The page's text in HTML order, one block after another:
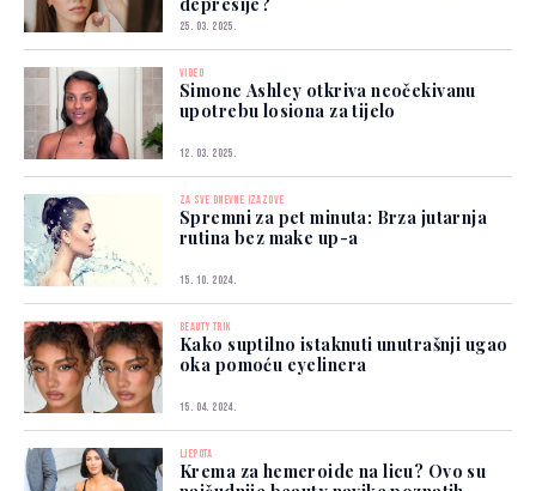
25. 03. 2025.
VIDEO
Simone Ashley otkriva neočekivanu
upotrebu losiona za tijelo
12. 03. 2025.
ZA SVE DNEVNE IZAZOVE
Spremni za pet minuta: Brza jutarnja
rutina bez make up-a
15. 10. 2024.
BEAUTY TRIK
Kako suptilno istaknuti unutrašnji ugao
oka pomoću eyelinera
15. 04. 2024.
LJEPOTA
Krema za hemeroide na licu? Ovo su